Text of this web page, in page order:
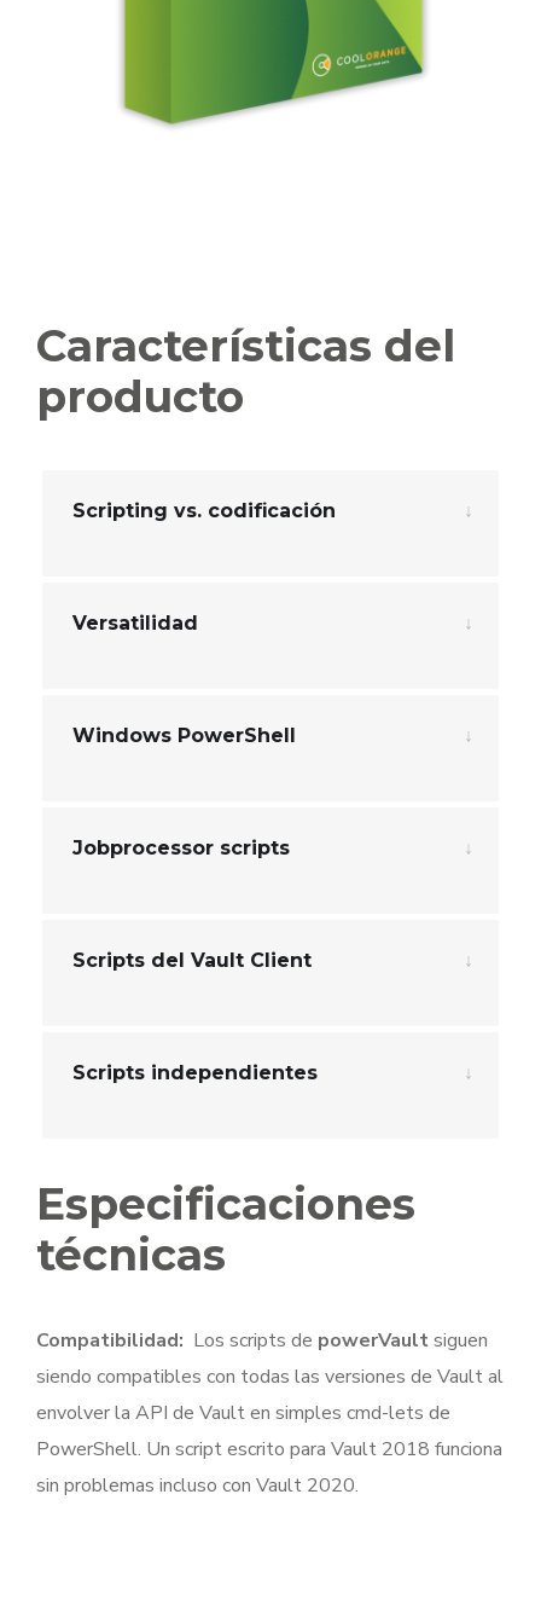
Características del
producto
Scripting vs. codificación
Versatilidad
Windows PowerShell
Jobprocessor scripts
Scripts del Vault Client
Scripts independientes
Especificaciones
técnicas
Compatibilidad: Los scripts de powerVaultsiguen
siendo compatibles con todas las versiones de Vault al
envolver la API de Vault en simples cmd-lets de
PowerShell. Un script escrito para Vault 2018 funciona
sin problemas incluso con Vault 2020.